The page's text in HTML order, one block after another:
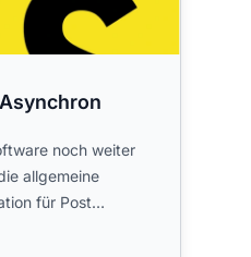
noch weiter
allgemeine
für Post